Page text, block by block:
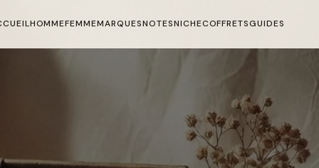
HOMMEFEMMEMARQUESNOTESNICHECOFFRETSGUIDES